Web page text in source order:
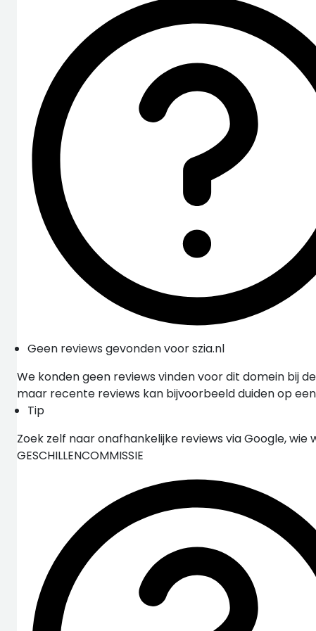
Geen reviews gevonden voor szia.nl
We konden geen reviews vinden voor dit domein bij
maar recente reviews kan bijvoorbeeld duiden op
Tip
Zoek zelf naar onafhankelijke reviews via Google,
GESCHILLENCOMMISSIE